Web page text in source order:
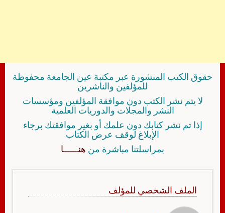
حقوق الكتب المنشورة عبر مكتبة عين الجامعة محفوظة
للمؤلفين والناشرين
لا يتم نشر الكتب دون موافقة المؤلفين ومؤسسات
النشر والمجلات والدوريات العلمية
إذا تم نشر كتابك دون علمك أو بغير موافقتك برجاء
الإبلاغ لوقف عرض الكتاب
بمراسلتنا مباشرة من هنــــــا
الملف الشخصي للمؤلف